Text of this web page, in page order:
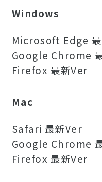
Windows
Microsoft Edge
Google Chrome
Firefox 最新Ver
Mac
Safari 最新Ver
Google Chrome
Firefox 最新Ver